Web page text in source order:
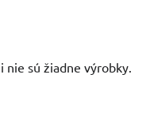
sú žiadne výrobky.